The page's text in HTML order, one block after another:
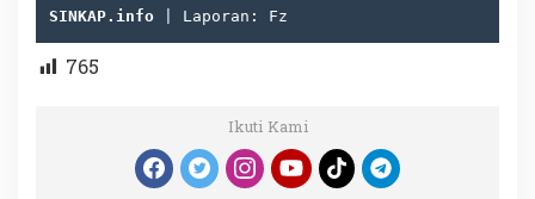
SINKAP.info | Laporan: Fz
765
Ikuti Kami